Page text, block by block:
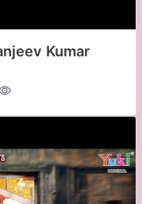
Kumar